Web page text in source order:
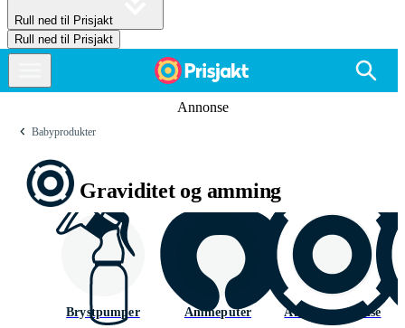
Rull ned til Prisjakt
Rull ned til Prisjakt
Annonse
Babyprodukter
Graviditet og amming
Brystpumper Ammeputer
Ammebeskyttelse